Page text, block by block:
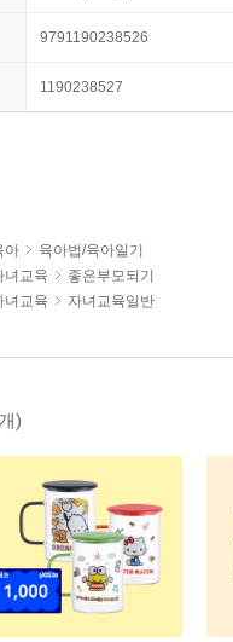
9791190238526
1190238527
아
육아법/육아일기
녀교육
좋은부모되기
녀교육 자녀교육일반
)